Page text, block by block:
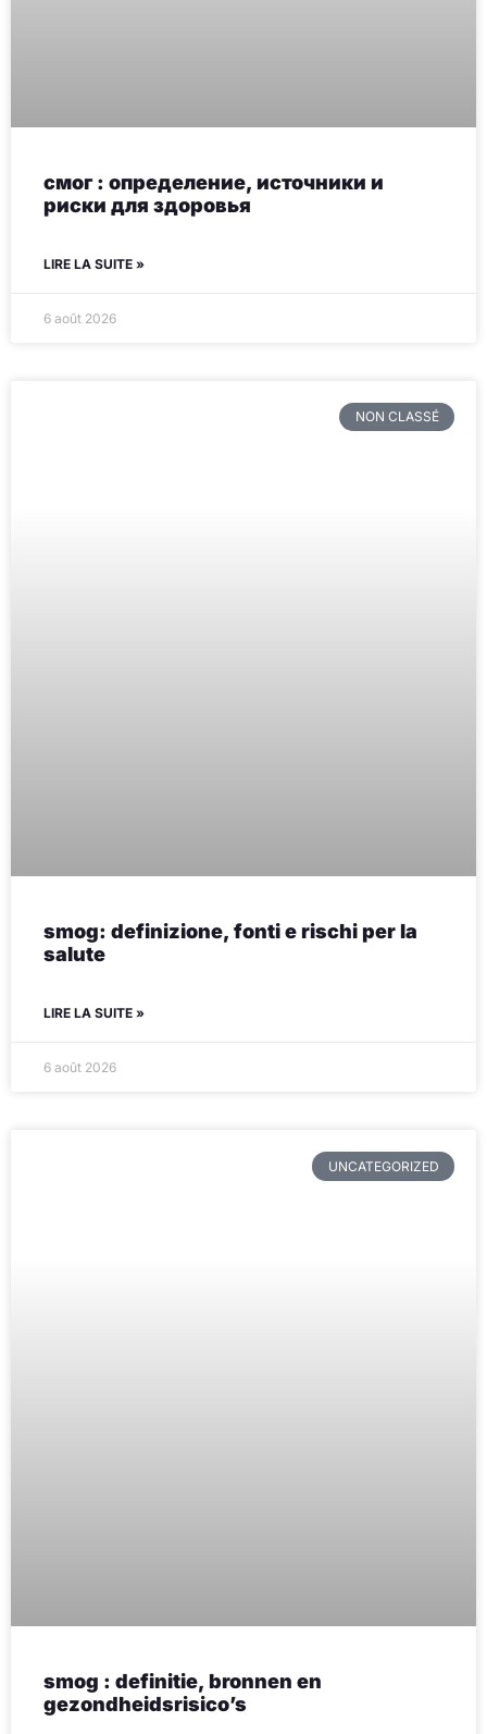
смог : определение, источники и
риски для здоровья
LIRE LA SUITE »
6 août 2026
NON CLASSÉ
smog: definizione, fonti e rischi per la
salute
LIRE LA SUITE »
6 août 2026
UNCATEGORIZED
smog : definitie, bronnen en
gezondheidsrisico’s